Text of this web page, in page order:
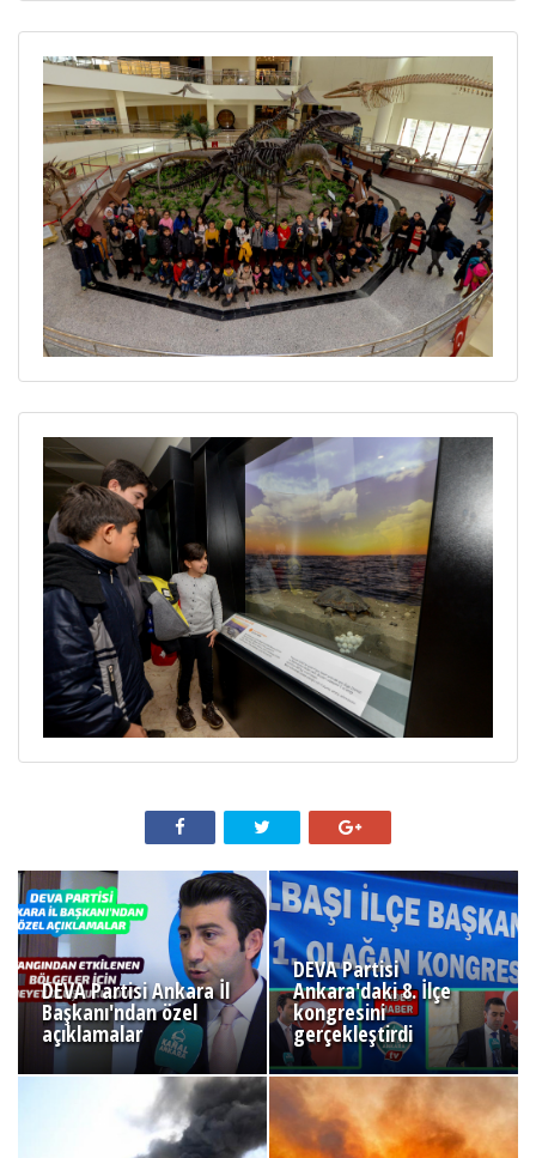
DEVA Partisi Ankara İl
Başkanı'ndan özel
açıklamalar
DEVA Partisi
Ankara'daki 8. İlçe
kongresini
gerçekleştirdi